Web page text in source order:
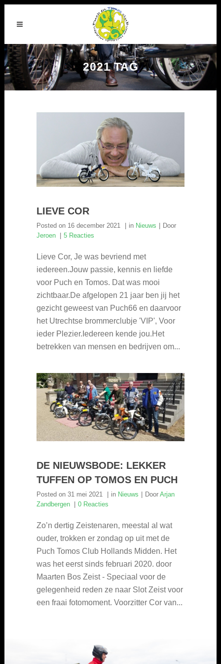
2021 TAG
LIEVE COR
Posted on 16 december 2021 in Nieuws
Door
Jeroen
5 Reacties
Lieve Cor, Je was bevriend met
iedereen.Jouw passie, kennis en liefde
voor Puch en Tomos. Dat was mooi
zichtbaar.De afgelopen 21 jaar ben jij het
gezicht geweest van Puch66 en daarvoor
het Utrechtse brommerclubje 'VIP', Voor
ieder Plezier.Iedereen kende jou.Het
betrekken van mensen en bedrijven om...
DE NIEUWSBODE: LEKKER
TUFFEN OP TOMOS EN PUCH
Posted on 31 mei 2021 in Nieuws Door Arjan
Zandbergen
0 Reacties
Zo’n dertig Zeistenaren, meestal al wat
ouder, trokken er zondag op uit met de
Puch Tomos Club Hollands Midden. Het
was het eerst sinds februari 2020. door
Maarten Bos Zeist - Speciaal voor de
gelegenheid reden ze naar Slot Zeist voor
een fraai fotomoment. Voorzitter Cor van...